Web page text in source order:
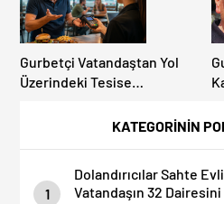
KATEGORİNİN
1
Dolandırıcılar Sahte
Vatandaşın 32
Gurbetçi Vatandaştan Yol
Üzerindeki Tesise
“Hesabınızı Mutlaka Kontrol